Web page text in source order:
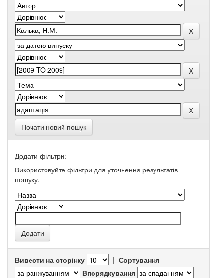
Почати новий пошук
Додати фільтри:
Використовуйте фільтри для уточнення результатів
пошуку.
Вивести на сторінку | Сортування
Впорядкування